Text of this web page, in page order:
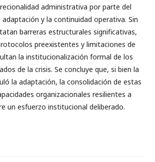
administrativa por parte del
y la continuidad operativa. Sin
barreras estructurales significativas,
preexistentes y limitaciones de
la institucionalización formal de los
de la crisis. Se concluye que, si bien la
la adaptación, la consolidación de estas
organizacionales resilientes a
un esfuerzo institucional deliberado.